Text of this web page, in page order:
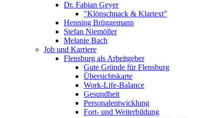
Dr. Fabian Geyer
"Klönschnack & Klartext"
Henning Brüggemann
Stefan Niemöller
Melanie Bach
Job und Karriere
Flensburg als Arbeitgeber
Gute Gründe für Flensburg
Übersichtskarte
Work-Life-Balance
Gesundheit
Personalentwicklung
Fort- und Weiterbildung